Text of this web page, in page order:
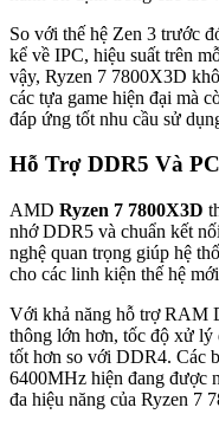
So với thế hệ Zen 3 trước
kể về IPC, hiệu suất trên
vậy, Ryzen 7 7800X3D
các tựa game hiện đại mà
đáp ứng tốt nhu cầu sử
Hỗ Trợ DDR5 Và
AMD Ryzen 7 7800X3D
nhớ DDR5 và chuẩn kết
nghệ quan trọng giúp hệ
cho các linh kiện thế hệ
Với khả năng hỗ trợ RAM
thông lớn hơn, tốc độ xử lý
tốt hơn so với DDR4. Các
6400MHz hiện đang được
đa hiệu năng của Ryzen 7